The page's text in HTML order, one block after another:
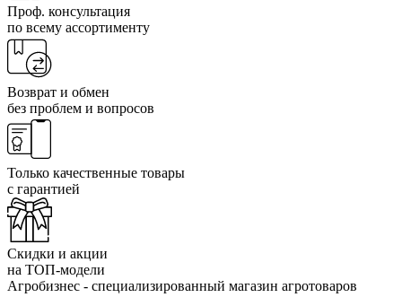
Проф. консультация
по всему ассортименту
Возврат и обмен
без проблем и вопросов
Только качественные товары
с гарантией
Скидки и акции
на ТОП-модели
Агробизнес - специализированный магазин агротоваров